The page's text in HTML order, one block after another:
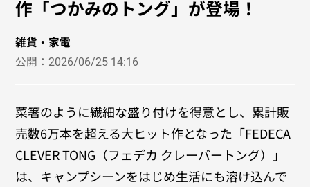
作「つかみのトング」が登場！
雑貨・家電
公開：2026/06/25 14:16
菜箸のように繊細な盛り付けを得意とし、累計販
売数6万本を超える大ヒット作となった「FEDECA
CLEVER TONG（フェデカ クレーバートング）」
は、キャンプシーンをはじめ生活にも溶け込んで